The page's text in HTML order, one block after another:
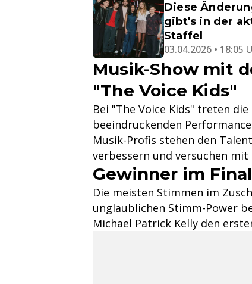
Diese
gibt's in der
Staffel
03.04.2026 • 18:05
Musik-Show mit
"The Voice Kids"
Bei "The Voice Kids" treten
beeindruckenden
Musik-Profis stehen den
verbessern und versuchen mit
Gewinner im
Die meisten Stimmen im
unglaublichen Stimm-Power
Michael Patrick Kelly den